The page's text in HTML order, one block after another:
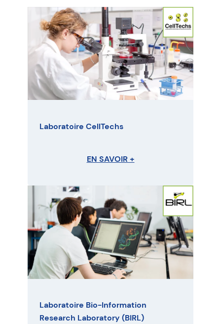
Laboratoire CellTechs
EN SAVOIR +
Laboratoire Bio-Information
Research Laboratory (BIRL)